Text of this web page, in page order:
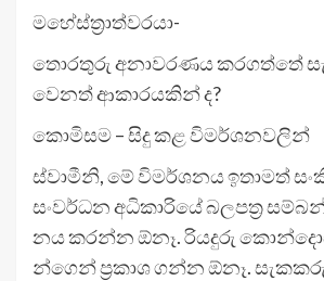
මහේ­ස්ත්‍රා­ත්ව­රයා-
තොර­තුරු අනා­ව­ර­ණය කර­ගත්තේ
වෙනත් ආකා­ර­ය­කින් ද?
කොමි­සම – සිදු කළ විම­ර්ශ­න­ව­ලින්
ස්වාමීනි, මේ විම­ර්ශ­නය ඉතා­මත්
සංව­ර්ධන අධි­කා­රියේ බල­පත්‍ර
නය කරන්න ඕනෑ. රිය­දුරු
න්ගෙන් ප්‍රකාශ ගන්න ඕනෑ.